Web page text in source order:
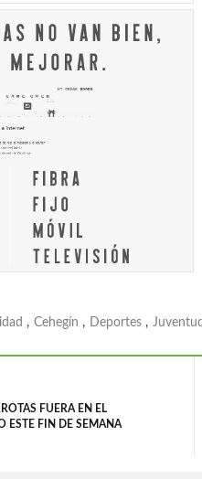
, Cehegín , Deportes , Juventud
FUERA EN EL
ESTE FIN DE SEMANA